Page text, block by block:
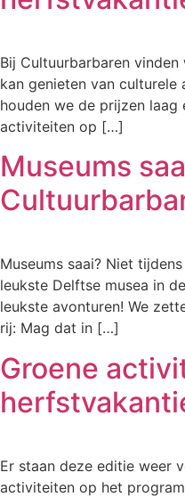
Bij Cultuurbarbaren
kan genieten van
houden we de prijzen
activiteiten op […]
Museums
Museums saai? Niet
leukste Delftse musea in
leukste avonturen! We
rij: Mag dat in […]
Groene
Er staan deze editie weer
activiteiten op het